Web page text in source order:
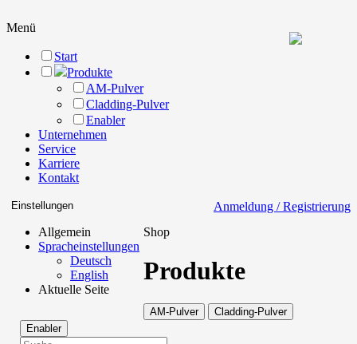
Menü
Start
Produkte
AM-Pulver
Cladding-Pulver
Enabler
Unternehmen
Service
Karriere
Kontakt
Anmeldung / Registrierung
Einstellungen
Allgemein
Spracheinstellungen
Deutsch
English
Aktuelle Seite
Shop
Produkte